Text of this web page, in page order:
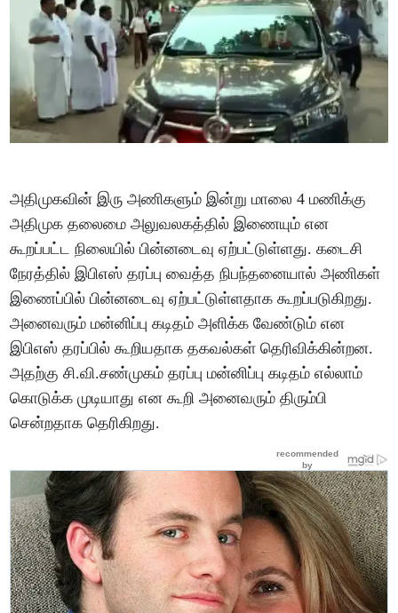
அதிமுகவின் இரு அணிகளும் இன்று மாலை 4 மணிக்கு
அதிமுக தலைமை அலுவலகத்தில் இணையும் என
கூறப்பட்ட நிலையில் பின்னடைவு ஏற்பட்டுள்ளது. கடைசி
நேரத்தில் இபிஎஸ் தரப்பு வைத்த நிபந்தனையால் அணிகள்
இணைப்பில் பின்னடைவு ஏற்பட்டுள்ளதாக கூறப்படுகிறது.
அனைவரும் மன்னிப்பு கடிதம் அளிக்க வேண்டும் என
இபிஎஸ் தரப்பில் கூறியதாக தகவல்கள் தெரிவிக்கின்றன.
அதற்கு சி.வி.சண்முகம் தரப்பு மன்னிப்பு கடிதம் எல்லாம்
கொடுக்க முடியாது என கூறி அனைவரும் திரும்பி
சென்றதாக தெரிகிறது.